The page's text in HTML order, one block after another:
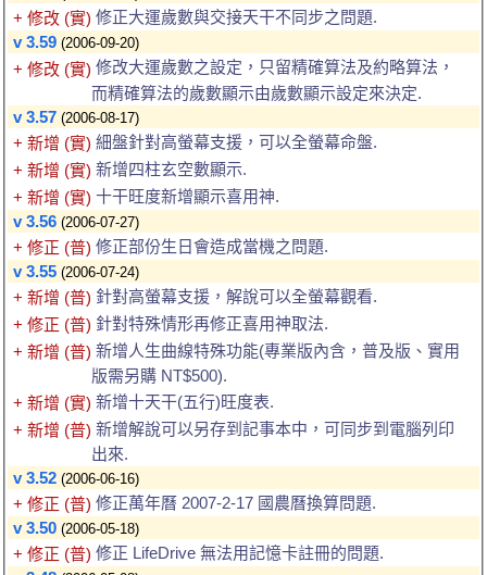
+ 修改 (實) 修正大運歲數與交接天干不同步之問題.
v 3.59 (2006-09-20)
+ 修改 (實) 修改大運歲數之設定，只留精確算法及約略算法，
而精確算法的歲數顯示由歲數顯示設定來決定.
v 3.57 (2006-08-17)
+ 新增 (實) 細盤針對高螢幕支援，可以全螢幕命盤.
+ 新增 (實) 新增四柱玄空數顯示.
+ 新增 (實) 十干旺度新增顯示喜用神.
v 3.56 (2006-07-27)
+ 修正 (普) 修正部份生日會造成當機之問題.
v 3.55 (2006-07-24)
+ 新增 (普) 針對高螢幕支援，解說可以全螢幕觀看.
+ 修正 (普) 針對特殊情形再修正喜用神取法.
+ 新增 (普) 新增人生曲線特殊功能(專業版內含，普及版、實用
版需另購 NT$500).
+ 新增 (實) 新增十天干(五行)旺度表.
+ 新增 (普) 新增解說可以另存到記事本中，可同步到電腦列印
出來.
v 3.52 (2006-06-16)
+ 修正 (普) 修正萬年曆 2007-2-17 國農曆換算問題.
v 3.50 (2006-05-18)
+ 修正 (普) 修正 LifeDrive 無法用記憶卡註冊的問題.